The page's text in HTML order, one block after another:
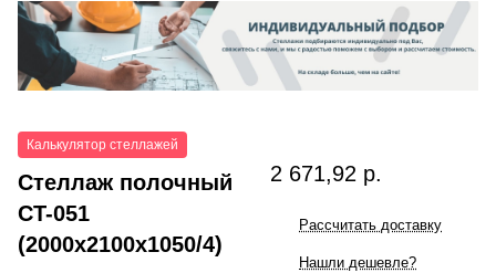
Калькулятор стеллажей
Стеллаж полочный
СT-051
(2000x2100x1050/4)
2 671,92 р.
Рассчитать доставку
Нашли дешевле?